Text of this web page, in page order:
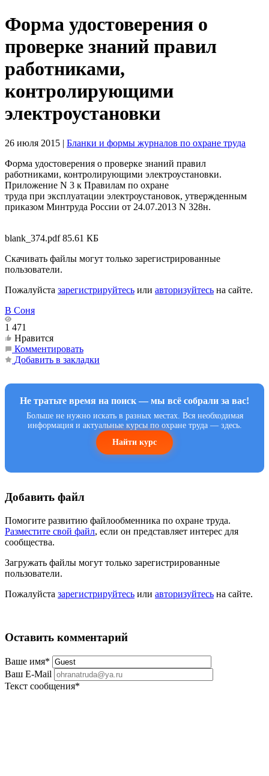
Форма удостоверения о
проверке знаний правил
работниками,
контролирующими
электроустановки
26 июля 2015 | Бланки и формы журналов по охране труда
Форма удостоверения о проверке знаний правил
работниками, контролирующими электроустановки.
Приложение N 3 к Правилам по охране
труда при эксплуатации электроустановок, утвержденным
приказом Минтруда России от 24.07.2013 N 328н.
blank_374.pdf85.61 КБ
Скачивать файлы могут только зарегистрированные
пользователи.
Пожалуйста зарегистрируйтесь или авторизуйтесь на сайте.
В Соня
1 471
Нравится
Комментировать
Добавить в закладки
Не тратьте время на поиск — мы всё собрали за вас!
Больше не нужно искать в разных местах. Вся необходимая
информация и актуальные курсы по охране труда — здесь.
Найти курс
Добавить файл
Помогите развитию файлообменника по охране труда.
Разместите свой файл, если он представляет интерес для
сообщества.
Загружать файлы могут только зарегистрированные
пользователи.
Пожалуйста зарегистрируйтесь или авторизуйтесь на сайте.
Оставить комментарий
Ваше имя*
Ваш E-Mail
Текст сообщения*